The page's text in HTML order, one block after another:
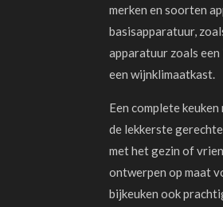
merken en soorten
basisapparatuur,
apparatuur zoals een
een wijnklimaatkast.
Een complete
de lekkerste
met het gezin of
ontwerpen op maat
bijkeuken ook